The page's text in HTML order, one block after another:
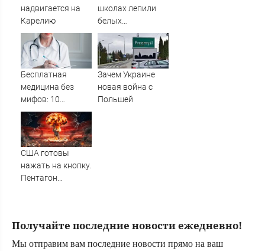
надвигается на
Карелию
школах лепили
белых
журавликов,
жалея Японию
после
бомбардировок
США. Неужели
зря?
Бесплатная
медицина без
мифов: 10
главных проблем
пациентов ОМС и
способы их
решения
Зачем Украине
новая война с
Польшей
США готовы
нажать на кнопку.
Пентагон
грани?
Получайте последние новости ежедневно!
Мы отправим вам последние новости прямо на ваш